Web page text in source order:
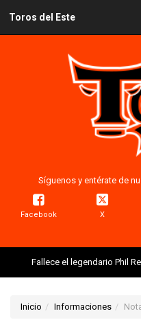
Toros del Este
Síguenos y entérate de
Facebook X
Fallece el legendario Phil
Inicio Informaciones